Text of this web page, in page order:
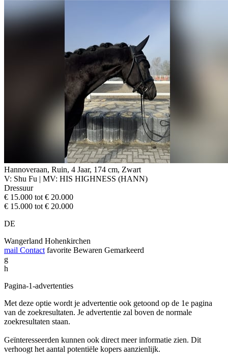
Hannoveraan, Ruin, 4 Jaar, 174 cm, Zwart
V: Shu Fu | MV: HIS HIGHNESS (HANN)
Dressuur
€ 15.000 tot € 20.000
€ 15.000 tot € 20.000
DE
Wangerland Hohenkirchen
mail Contact favorite Bewaren Gemarkeerd
g
h
Pagina-1-advertenties
Met deze optie wordt je advertentie ook getoond op de 1e pagina
van de zoekresultaten. Je advertentie zal boven de normale
zoekresultaten staan.
Geïnteresseerden kunnen ook direct meer informatie zien. Dit
verhoogt het aantal potentiële kopers aanzienlijk.